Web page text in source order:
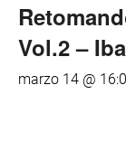
Vol.2 –
marzo 14 @